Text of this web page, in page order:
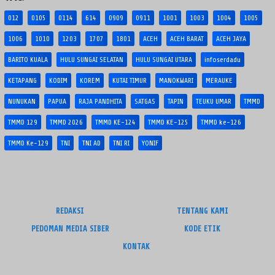
012 0105 0114 614 0909 0911 1001 1003 1004 1005
1006 1010 1203 1707 1801 ACEH ACEH BARAT ACEH JAYA
BARITO KUALA HULU SUNGAI SELATAN HULU SUNGAI UTARA infoserdadu
KETAPANG KODIM KOREM KUTAI TIMUR MANOKWARI MERAUKE
NUNUKAN PAPUA RAJA PANDHITA SATGAS TAPIN TEUKU UMAR TMMD
TMMD 129 TMMD 2026 TMMD KE-124 TMMD KE-125 TMMD ke-126
TMMD Ke-129 TNI TNI AD TNI RI YONIF
REDAKSI
TENTANG KAMI
PEDOMAN MEDIA SIBER
KODE ETIK
KONTAK